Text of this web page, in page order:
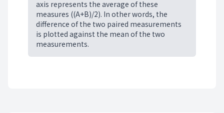
axis represents the average of these
measures ((A+B)/2). In other words, the
difference of the two paired measurements
is plotted against the mean of the two
measurements.